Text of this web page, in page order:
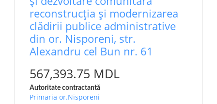
reconstrucția și modernizarea
clădirii publice administrative
din or. Nisporeni, str.
Alexandru cel Bun nr. 61
567,393.75 MDL
Autoritate contractantă
Primaria or.Nisporeni